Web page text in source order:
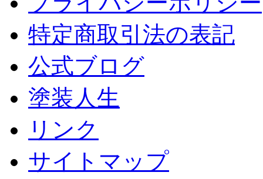
特定商取引法の表記
公式ブログ
塗装人生
リンク
サイトマップ